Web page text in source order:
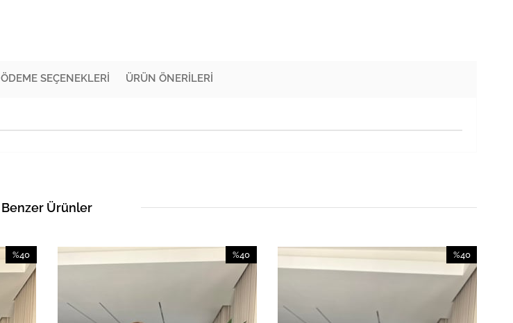
ÖDEME SEÇENEKLERI ÜRÜN ÖNERILERI
Benzer Ürünler
%40
İndirim
%40İndirim
%40
İndirim
%40İndirim
%40
İndirim
%40İndirim